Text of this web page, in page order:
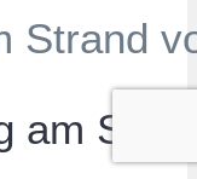
Strand